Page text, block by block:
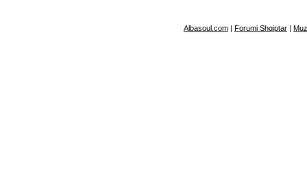
Albasoul.com | Forumi Shqiptar |